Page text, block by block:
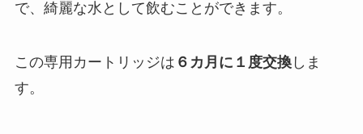
で、綺麗な水として飲むことができます。
この専用カートリッジは ６カ月に１度交換しま
す。